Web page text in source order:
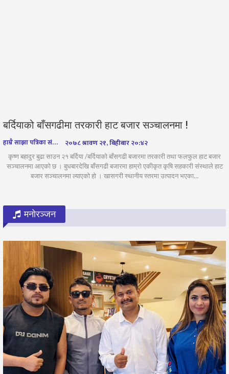
बर्दियाको बाँसगढीमा तरकारी हाट बजार सञ्चालनमा !
हाम्रै साझा पत्रिका संवाददाता २०७८ श्रावण २१, बिहीबार २०:४२
कृष्ण बहादुर बुढा साउन २१ बर्दिया /बर्दियाको बाँसगढी बजारमा तरकारी तथा फलफुल हाट बजार
सञ्चालनमा आएको छ । बुधबारदेखि बाँसगढी बजारमा हाम्रो एकीकृत कृषि सहकारी संस्थाले हाट
बजार सञ्चालनमा ल्याएको हो । खासगरी स्थानीय स्तरमा उत्पादन भएका…
मनोरञ्जन